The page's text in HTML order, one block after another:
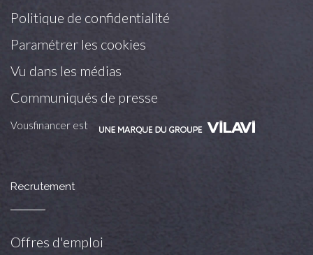
Politique de confidentialité
Paramétrer les cookies
Vu dans les médias
Communiqués de presse
Vousfinancer est
Recrutement
Offres d'emploi